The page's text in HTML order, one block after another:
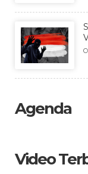
Agenda
Video